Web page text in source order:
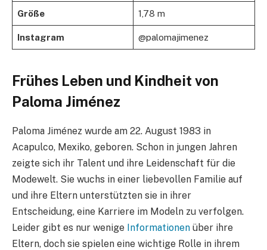
Größe 1,78 m
Instagram @palomajimenez
Frühes Leben und Kindheit von
Paloma Jiménez
Paloma Jiménez wurde am 22. August 1983 in
Acapulco, Mexiko, geboren. Schon in jungen Jahren
zeigte sich ihr Talent und ihre Leidenschaft für die
Modewelt. Sie wuchs in einer liebevollen Familie auf
und ihre Eltern unterstützten sie in ihrer
Entscheidung, eine Karriere im Modeln zu verfolgen.
Leider gibt es nur wenige Informationen über ihre
Eltern, doch sie spielen eine wichtige Rolle in ihrem